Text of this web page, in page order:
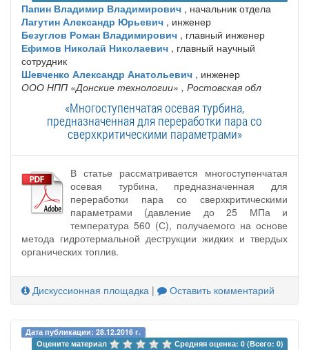
Папин Владимир Владимирович , начальник отдела
Лагутин Александр Юрьевич , инженер
Безуглов Роман Владимирович , главный инженер
Ефимов Николай Николаевич , главный научный
сотрудник
Шевченко Александр Анатольевич , инженер
ООО НПП «Донские технологии» , Ростовская обл
«Многоступенчатая осевая турбина,
предназначенная для переработки пара со
сверхкритическими параметрами»
В статье рассматривается многоступенчатая
осевая турбина, предназначенная для
переработки пара со сверхкритическими
параметрами (давление до 25 МПа и
температура 560 (С), получаемого на основе
метода гидротермальной деструкции жидких и твердых
органических топлив.
Дискуссионная площадка | Оставить комментарий
Дата публикации: 28.12.2016 г.
Оцените материал
Средняя оценка: 0 (Всего: 0)